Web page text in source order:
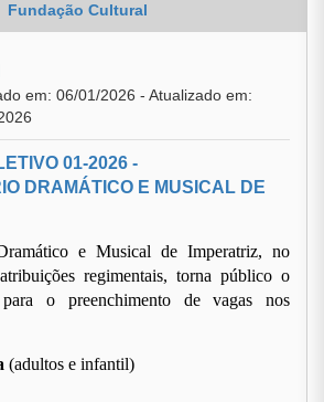
Fundação Cultural
em: 06/01/2026 - Atualizado em:
01-2026 -
DRAMÁTICO E MUSICAL DE
e Musical de Imperatriz, no
regimentais, torna público o
para o preenchimento de vagas nos
(adultos e infantil)